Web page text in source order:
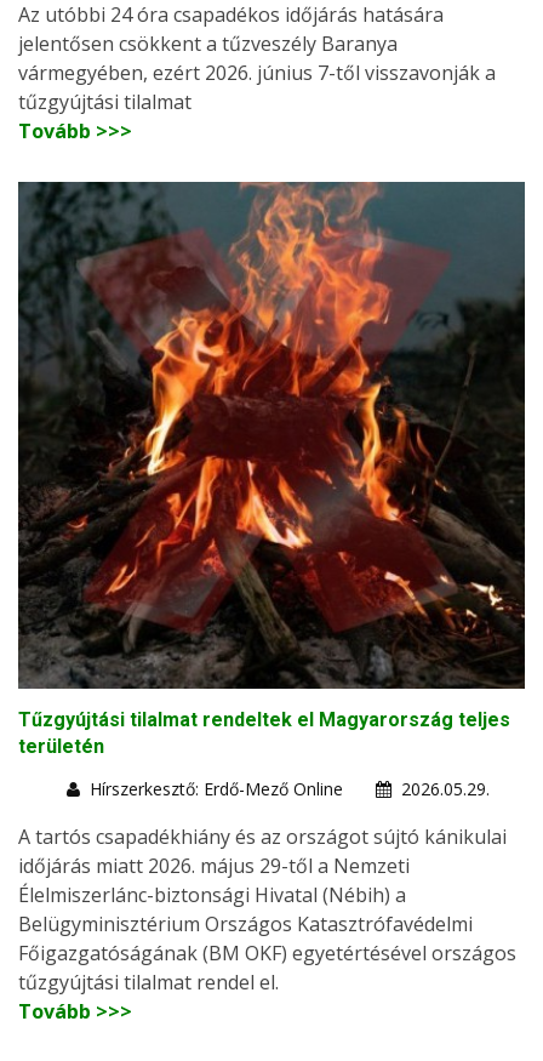
Az utóbbi 24 óra csapadékos időjárás hatására
jelentősen csökkent a tűzveszély Baranya
vármegyében, ezért 2026. június 7-től visszavonják a
tűzgyújtási tilalmat
Tovább >>>
Tűzgyújtási tilalmat rendeltek el Magyarország teljes
területén
Hírszerkesztő: Erdő-Mező Online
2026.05.29.
A tartós csapadékhiány és az országot sújtó kánikulai
időjárás miatt 2026. május 29-től a Nemzeti
Élelmiszerlánc-biztonsági Hivatal (Nébih) a
Belügyminisztérium Országos Katasztrófavédelmi
Főigazgatóságának (BM OKF) egyetértésével országos
tűzgyújtási tilalmat rendel el.
Tovább >>>